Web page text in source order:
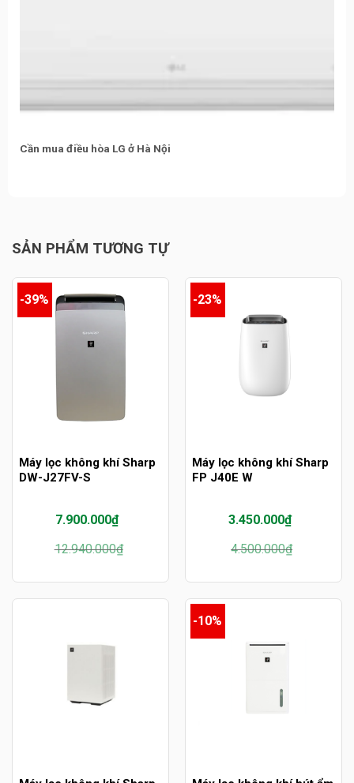
Cần mua điều hòa LG ở Hà Nội
SẢN PHẨM TƯƠNG TỰ
-39%
Máy lọc không khí Sharp
DW-J27FV-S
12.940.000₫
Giá
gốc
12.940.000₫.
7.900.000₫
Giá
hiện
là:
7.900.000₫.
-23%
Máy lọc không khí Sharp
FP J40E W
4.500.000₫
Giá
gốc
4.500.000₫.
3.450.000₫
Giá
hiện
là:
3.450.000₫.
-10%